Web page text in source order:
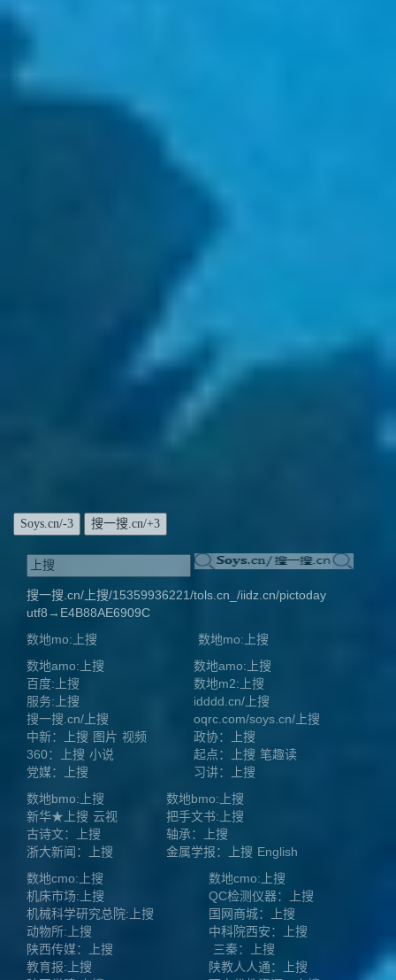
搜一搜.cn/上搜/15359936221/tols.cn_/iidz.cn/pictoday
utf8→E4B88AE6909C
数地mo:上搜
数地mo:上搜
数地amo:上搜
数地amo:上搜
百度:上搜
数地m2:上搜
服务:上搜
idddd.cn/上搜
搜一搜.cn/上搜
oqrc.com/soys.cn/上搜
中新：上搜•图片 视频
政协：上搜
360：上搜 •小说 起点：上搜•笔趣读
党媒：上搜
习讲：上搜
数地bmo:上搜
数地bmo:上搜
新华★上搜 云视
把手文书:上搜
古诗文：上搜
轴承：上搜
浙大新闻：上搜
金属学报：上搜•English
数地cmo:上搜
数地cmo:上搜
机床市场:上搜
QC检测仪器：上搜
机械科学研究总院:上搜
国网商城：上搜
动物所:上搜
中科院西安：上搜
陕西传媒：上搜
三秦：上搜
教育报:上搜
陕教人人通：上搜